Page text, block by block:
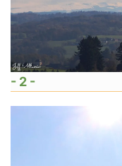
- 2 -